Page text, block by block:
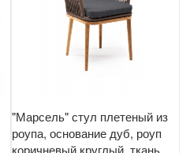
"Марсель" стул плетеный из
роупа, основание дуб, роуп
коричневый круглый, ткань